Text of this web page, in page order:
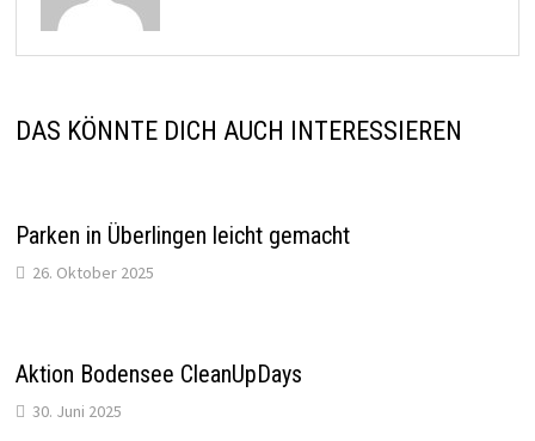
DAS KÖNNTE DICH AUCH INTERESSIEREN
Parken in Überlingen leicht gemacht
26. Oktober 2025
Aktion Bodensee CleanUpDays
30. Juni 2025